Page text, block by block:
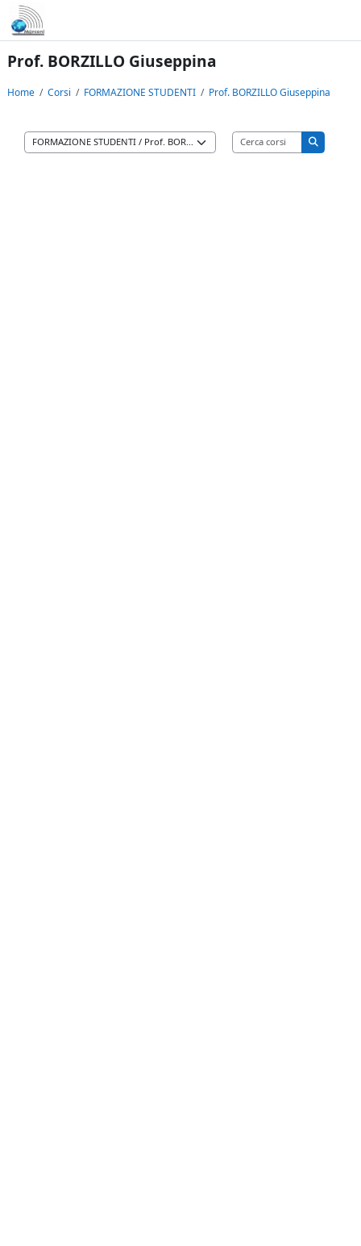
Vai al contenuto principale
Prof. BORZILLO Giuseppina
Home Corsi FORMAZIONE STUDENTI Prof. BORZILLO Giuseppina
Categorie di corso
Cerca corsi
Cerca